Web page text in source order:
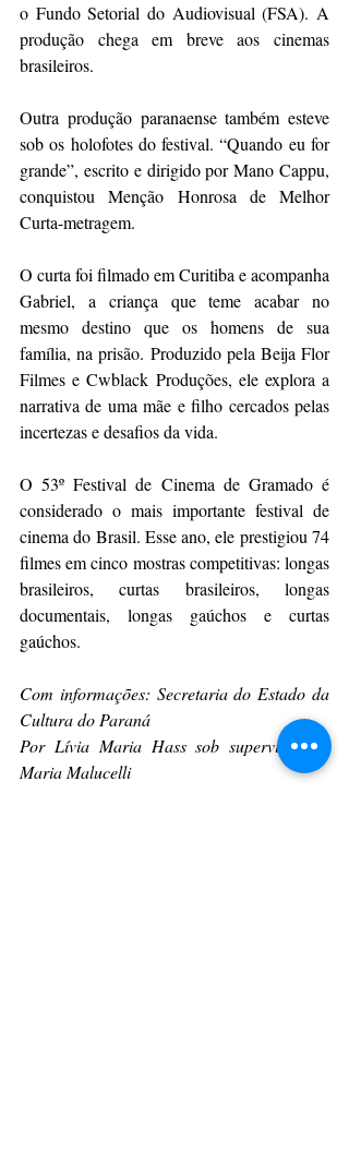
o Fundo Setorial do Audiovisual (FSA). A
produção chega em breve aos cinemas
brasileiros.
Outra produção paranaense também esteve
sob os holofotes do festival. “Quando eu for
grande”, escrito e dirigido por Mano Cappu,
conquistou Menção Honrosa de Melhor
Curta-metragem.
O curta foi filmado em Curitiba e acompanha
Gabriel, a criança que teme acabar no
mesmo destino que os homens de sua
família, na prisão. Produzido pela Beija Flor
Filmes e Cwblack Produções, ele explora a
narrativa de uma mãe e filho cercados pelas
incertezas e desafios da vida.
O 53º Festival de Cinema de Gramado é
considerado o mais importante festival de
cinema do Brasil. Esse ano, ele prestigiou 74
filmes em cinco mostras competitivas: longas
brasileiros, curtas brasileiros, longas
documentais, longas gaúchos e curtas
gaúchos.
Com informações: Secretaria do Estado da
Cultura do Paraná
Por Lívia Maria Hass sob supervisão de
Maria Malucelli